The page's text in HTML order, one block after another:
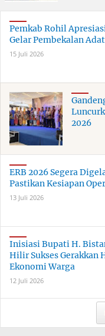
Pemkab Rohil
Gelar Pembekalan Adat
15 Juli 2026
2026
ERB 2026 Segera
Pastikan Kesiapan
13 Juli 2026
Inisiasi Bupati H.
Hilir Sukses Gerakkan
Ekonomi Warga
12 Juli 2026